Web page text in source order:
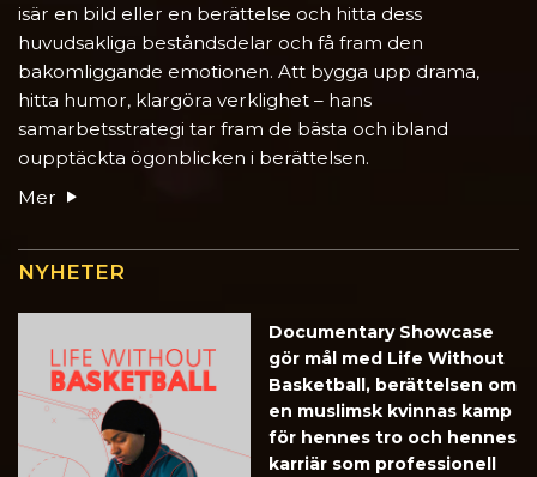
isär en bild eller en berättelse och hitta dess
huvudsakliga beståndsdelar och få fram den
bakomliggande emotionen. Att bygga upp drama,
hitta humor, klargöra verklighet – hans
samarbetsstrategi tar fram de bästa och ibland
oupptäckta ögonblicken i berättelsen.
Mer
NYHETER
Documentary Showcase
gör mål med Life Without
Basketball, berättelsen om
en muslimsk kvinnas kamp
för hennes tro och hennes
karriär som professionell